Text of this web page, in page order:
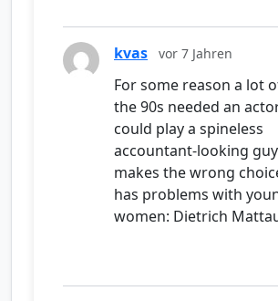
kvas vor 7 Jahren
For some reason a lot
the 90s needed an
could play a spineless
accountant-looking
makes the wrong
has problems with
women: Dietrich